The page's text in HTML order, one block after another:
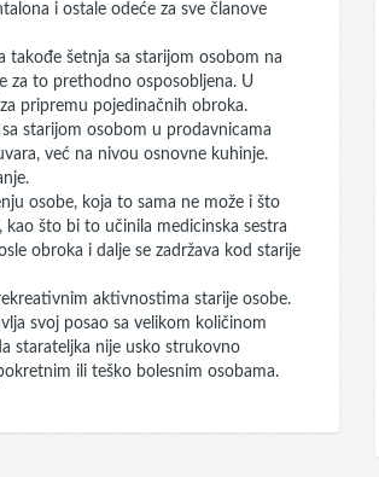
i ostale odeće za sve članove
takođe šetnja sa starijom osobom na
za to prethodno osposobljena. U
pripremu pojedinačnih obroka.
starijom osobom u prodavnicama
već na nivou osnovne kuhinje.
osobe, koja to sama ne može i što
što bi to učinila medicinska sestra
obroka i dalje se zadržava kod starije
aktivnostima starije osobe.
svoj posao sa velikom količinom
starateljka nije usko strukovno
ili teško bolesnim osobama.